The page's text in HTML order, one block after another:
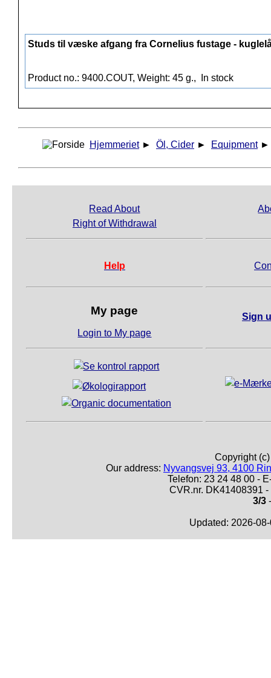
Studs til væske afgang fra Cornelius fustage -
Product no.: 9400.COUT, Weight: 45 g., In stock
Hjemmeriet ► Öl, Cider ► Equipment
Read About
Right of Withdrawal
Help
My page
Login to My page
Sign
Copyright
Our address: Nyvangsvej 93, 4100
Telefon: 23 24 48 00 -
CVR.nr. DK41408391
3/3
Updated: 2026-